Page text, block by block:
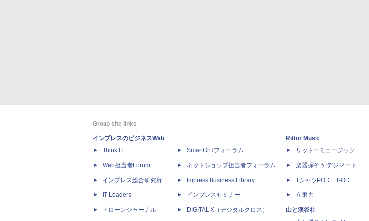
Group site links
インプレスのビジネスWeb
Think IT
Web担当者Forum
インプレス総合研究所
IT Leaders
ドローンジャーナル
SmartGridフォーラム
ネットショップ担当者フォーラム
Impress Business Library
インプレスセミナー
DIGITAL X（デジタルクロス）
Rittor Music
リットーミュージック
楽器探そう!デジマート
TシャツPOD T-OD
立東舎
山と溪谷社